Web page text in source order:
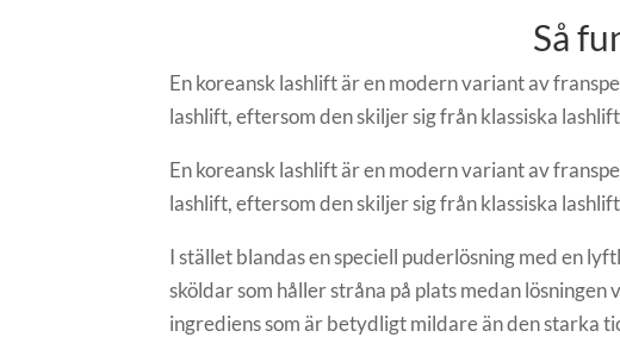
Så
En koreansk lashlift är en modern variant av
lashlift, eftersom den skiljer sig från klassiska
En koreansk lashlift är en modern variant av
lashlift, eftersom den skiljer sig från klassiska
I stället blandas en speciell puderlösning med en
sköldar som håller stråna på plats medan
ingrediens som är betydligt mildare än den starka